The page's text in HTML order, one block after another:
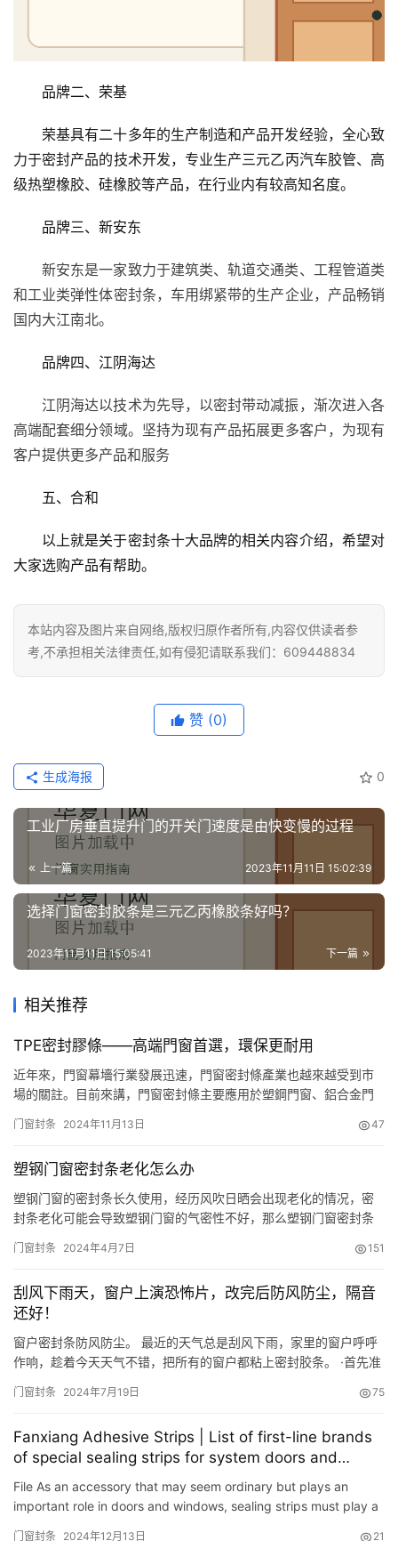
入
室
门
门
铸
套
装
安
装
门
业
资
讯
联
系
们
品牌二、荣基
荣基具有二十多年的生产制造和产品开发经验，全心致
力于密封产品的技术开发，专业生产三元乙丙汽车胶管、高
级热塑橡胶、硅橡胶等产品，在行业内有较高知名度。
品牌三、新安东
新安东是一家致力于建筑类、轨道交通类、工程管道类
和工业类弹性体密封条，车用绑紧带的生产企业，产品畅销
国内大江南北。
品牌四、江阴海达
江阴海达以技术为先导，以密封带动减振，渐次进入各
高端配套细分领域。坚持为现有产品拓展更多客户，为现有
客户提供更多产品和服务
五、合和
以上就是关于密封条十大品牌的相关内容介绍，希望对
大家选购产品有帮助。
本站内容及图片来自网络,版权归原作者所有,内容仅供读者参
考,不承担相关法律责任,如有侵犯请联系我们：609448834
赞 (0)
0
生成海报
工业厂房垂直提升门的开关门速度是由快变慢的过程
上一篇 2023年11月11日 15:02:39
选择门窗密封胶条是三元乙丙橡胶条好吗？
下一篇
2023年11月11日 15:05:41
相关推荐
TPE密封膠條——高端門窗首選，環保更耐用
近年來，門窗幕墻行業發展迅速，門窗密封條產業也越來越受到市
場的關註。目前來講，門窗密封條主要應用於塑鋼門窗、鋁合金門
PVC、改性PVC、三元乙丙、彈性體密封條（包括TPV、TPE、
造橡膠或合成橡膠，多年前在歐洲國傢被廣泛應用於門窗行業，…
门窗封条 2024年11月13日 47
塑钢门窗密封条老化怎么办
塑钢门窗的密封条长久使用，经历风吹日晒会出现老化的情况，密
封条老化可能会导致塑钢门窗的气密性不好，那么塑钢门窗密封条
戳下方小程序，30分钟上门☟ （此处已添加小程序，请到今日头条
常漏风、雨天渗水的问题，如果塑钢门窗的密封条出现老化需要及
时…
门窗封条 2024年4月7日 151
刮风下雨天，窗户上演恐怖片，改完后防风防尘，隔音
还好！
窗户密封条防风防尘。 最近的天气总是刮风下雨，家里的窗户呼呼
作响，趁着今天天气不错，把所有的窗户都粘上密封胶条。 ·首先准
出合适长度的密封胶条。 ·用剪刀剪出一个直角，剪成这样就可以
背面的双面胶粘在窗户上，用力按压，注意要从第一个转角…
门窗封条 2024年7月19日 75
Fanxiang Adhesive Strips | List of first-line brands
of special sealing strips for system doors and
windows
File As an accessory that may seem ordinary but plays an
important role in doors and windows, sealing strips must play a
门窗封条 2024年12月13日 21